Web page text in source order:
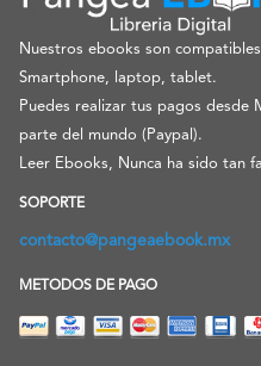
Nuestros ebooks son
Smartphone, laptop, tablet.
Puedes realizar tus pagos desde
parte del mundo (Paypal).
Leer Ebooks, Nunca ha sido tan
SOPORTE
contacto@pangeaebook.mx
METODOS DE PAGO